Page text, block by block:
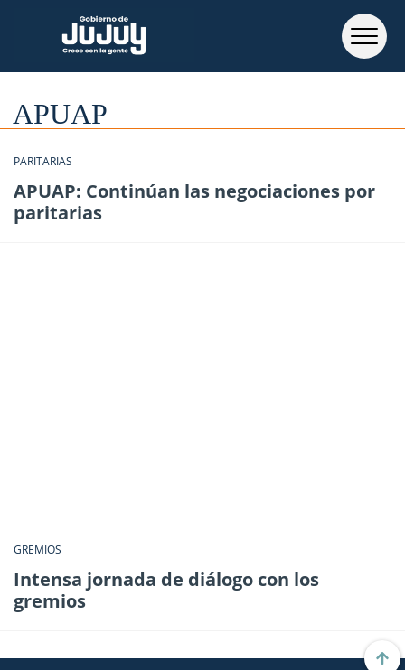
APUAP
PARITARIAS
APUAP: Continúan las negociaciones por
paritarias
GREMIOS
Intensa jornada de diálogo con los
gremios